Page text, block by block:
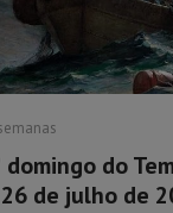
domingo do
de julho de